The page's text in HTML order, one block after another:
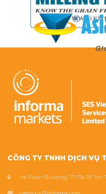
CÔNG TY TNHH DỊCH VỤ
Ha Phan Building, 17-17A-19